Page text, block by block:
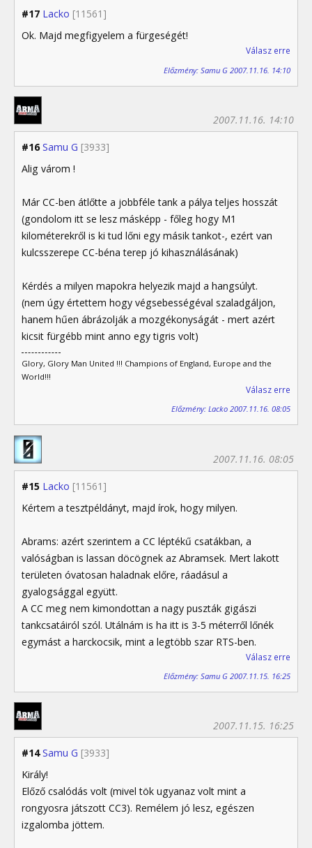
#17 Lacko [11561]
Ok. Majd megfigyelem a fürgeségét!
Válasz erre
Előzmény: Samu G 2007.11.16. 14:10
#16 Samu G [3933]
2007.11.16. 14:10
Alig várom !
Már CC-ben átlőtte a jobbféle tank a pálya teljes hosszát
(gondolom itt se lesz másképp - főleg hogy M1
kilométerekről is ki tud lőni egy másik tankot-, ezért van
kulcsszerepe CC-béna terep jó kihasználásának)
Kérdés a milyen mapokra helyezik majd a hangsúlyt.
(nem úgy értettem hogy végsebességéval szaladgáljon,
hanem hűen ábrázolják a mozgékonyságát - mert azért
kicsit fürgébb mint anno egy tigris volt)
Glory, Glory Man United !!! Champions of England, Europe and the
World!!!
Válasz erre
Előzmény: Lacko 2007.11.16. 08:05
#15 Lacko [11561]
2007.11.16. 08:05
Kértem a tesztpéldányt, majd írok, hogy milyen.
Abrams: azért szerintem a CC léptékű csatákban, a
valóságban is lassan döcögnek az Abramsek. Mert lakott
területen óvatosan haladnak előre, ráadásul a
gyalogsággal együtt.
A CC meg nem kimondottan a nagy puszták gigászi
tankcsatáiról szól. Utálnám is ha itt is 3-5 méterről lőnék
egymást a harckocsik, mint a legtöbb szar RTS-ben.
Válasz erre
Előzmény: Samu G 2007.11.15. 16:25
#14 Samu G [3933]
2007.11.15. 16:25
Király!
Előző csalódás volt (mivel tök ugyanaz volt mint a
rongyosra játszott CC3). Remélem jó lesz, egészen
izgalomba jöttem.